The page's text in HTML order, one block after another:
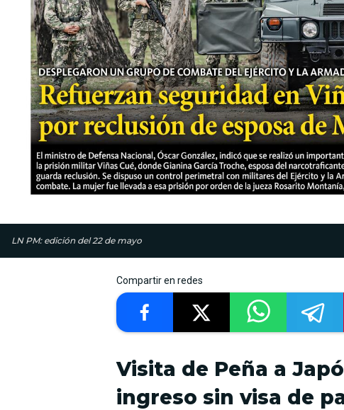
LN PM: edición del 22 de mayo
Compartir en redes
Visita de Peña a
ingreso sin visa de